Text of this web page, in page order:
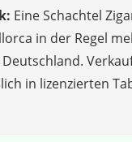
Eine Schachtel
in der Regel
in lizenzierten